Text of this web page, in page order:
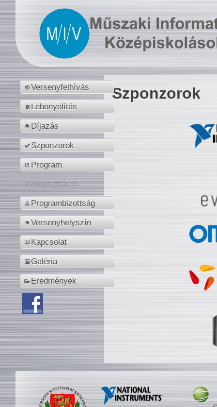
Versenyfelhívás
Lebonyolítás
Díjazás
Szponzorok
Program
Regisztráció
Programbizottság
Versenyhelyszín
Kapcsolat
Galéria
Eredmények
Szponzorok